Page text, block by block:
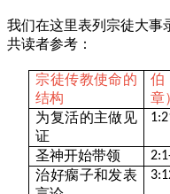
我们在这里表列宗徒大事
共读者参考：
宗徒传教使命的
结构
章
为复活的主做见
证
圣神开始带领
治好瘸子和发表